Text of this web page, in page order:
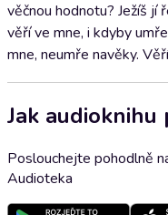
věčnou hodnotu? Ježíš jí
věří ve mne, i kdyby
mne, neumře navěky.
Jak audioknihu
Poslouchejte pohodlně
Audioteka